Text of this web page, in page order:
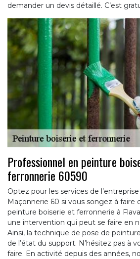
demander un devis détaillé. C’est
Professionnel en peinture
ferronnerie 60590
Optez pour les services de
Maçonnerie 60 si vous songez à faire
peinture boiserie et ferronnerie à
une intervention qui peut se faire en
Ainsi, la technique de pose de
de l’état du support. N’hésitez pas à
faire. En activité depuis des années,